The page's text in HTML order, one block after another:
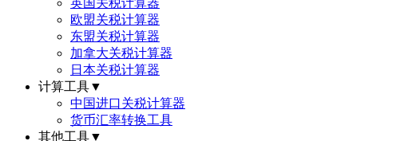
英国关税计算器
欧盟关税计算器
东盟关税计算器
加拿大关税计算器
日本关税计算器
计算工具▼
中国进口关税计算器
货币汇率转换工具
其他工具▼